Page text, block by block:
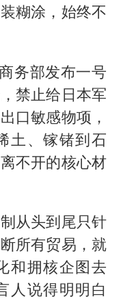
糊涂，始终不
务部发布一号
禁止给日本军
口敏感物项，
土、镓锗到石
不开的核心材
从头到尾只针
所有贸易，就
和拥核企图去
人说得明明白